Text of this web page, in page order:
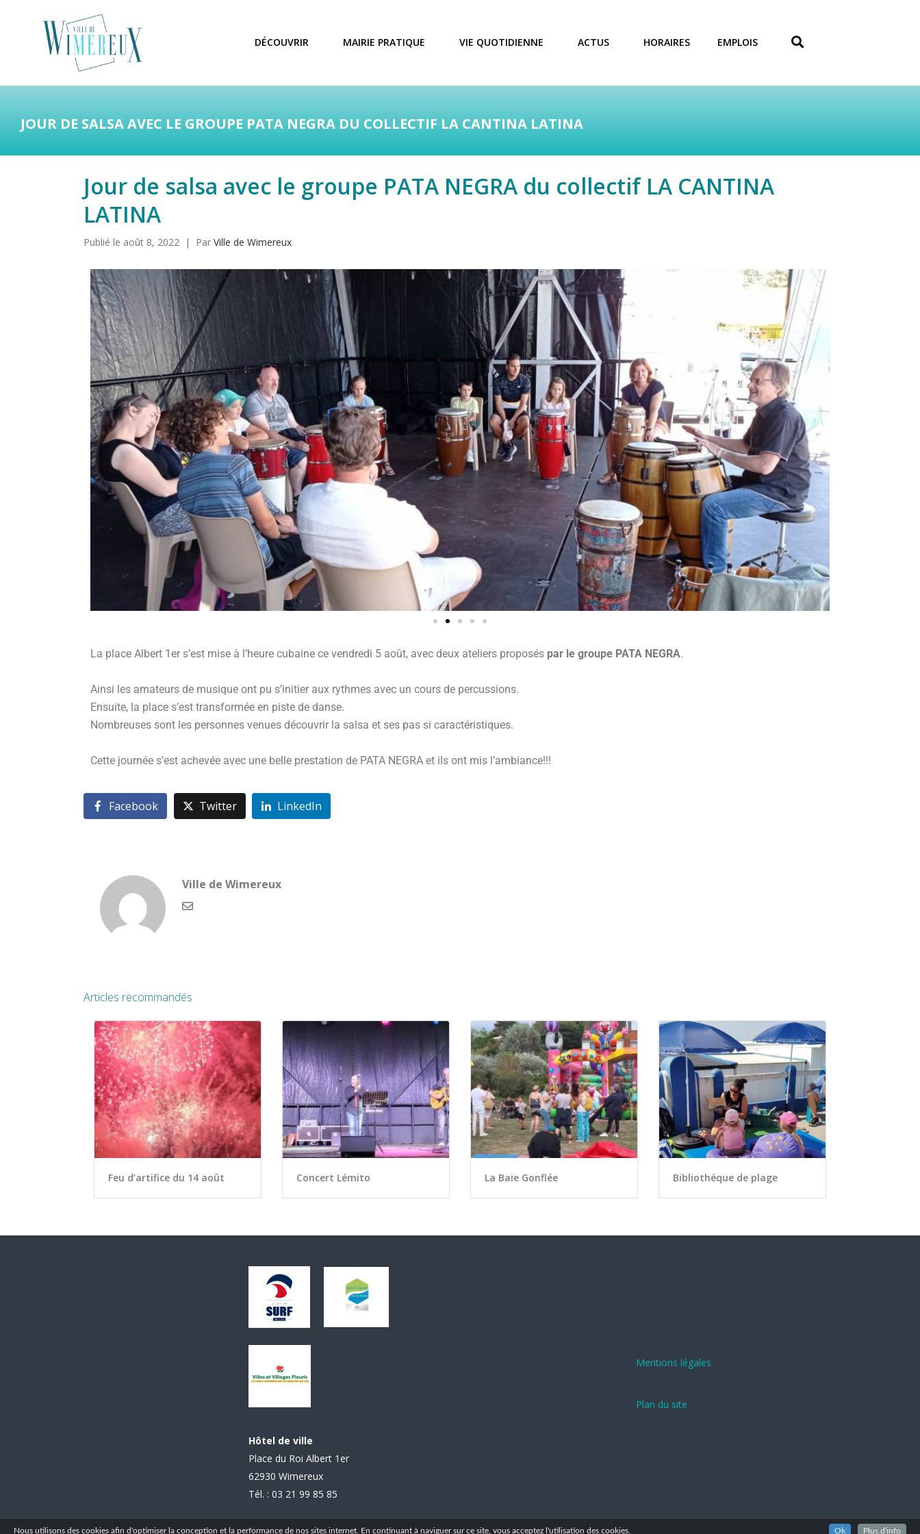
DÉCOUVRIR MAIRIE PRATIQUE VIE QUOTIDIENNE ACTUS HORAIRES EMPLOIS
JOUR DE SALSA AVEC LE GROUPE PATA NEGRA DU COLLECTIF LA CANTINA LATINA
Jour de salsa avec le groupe PATA NEGRA du collectif LA CANTINA
LATINA
Publié le août 8, 2022 Par Ville de Wimereux
La place Albert 1er s’est mise à l’heure cubaine ce vendredi 5 août, avec deux ateliers proposés par le groupe PATA NEGRA.
Ainsi les amateurs de musique ont pu s’initier aux rythmes avec un cours de percussions.
Ensuite, la place s’est transformée en piste de danse.
Nombreuses sont les personnes venues découvrir la salsa et ses pas si caractéristiques.
Cette journée s’est achevée avec une belle prestation de PATA NEGRA et ils ont mis l’ambiance!!!
Facebook Twitter LinkedIn
Ville de Wimereux
Articles recommandés
Feu d’artifice du 14 août Concert Lémito La Baie Gonflée Bibliothéque de plage
Hôtel de ville
Place du Roi Albert 1er
62930 Wimereux
Tél. : 03 21 99 85 85
Mentions légales
Plan du site
Nous utilisons des cookies afin d'optimiser la conception et la performance de nos sites internet. En continuant à naviguer sur ce site, vous acceptez l'utilisation des cookies. Ok Plus d'info